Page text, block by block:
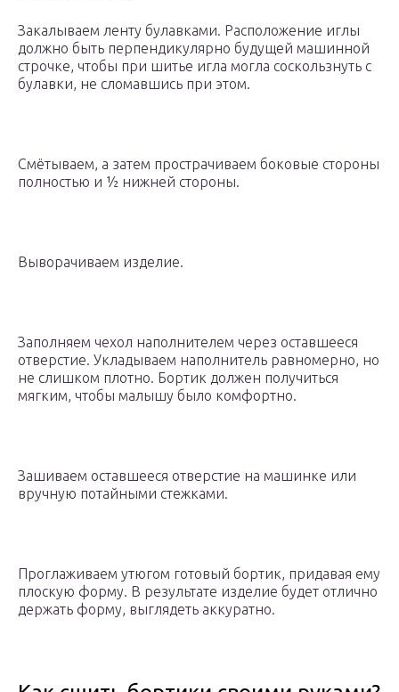
Закалываем ленту булавками. Расположение иглы
должно быть перпендикулярно будущей машинной
строчке, чтобы при шитье игла могла соскользнуть с
булавки, не сломавшись при этом.
Смётываем, а затем прострачиваем боковые стороны
полностью и 1⁄2 нижней стороны.
Выворачиваем изделие.
Заполняем чехол наполнителем через оставшееся
отверстие. Укладываем наполнитель равномерно, но
не слишком плотно. Бортик должен получиться
мягким, чтобы малышу было комфортно.
Зашиваем оставшееся отверстие на машинке или
вручную потайными стежками.
Проглаживаем утюгом готовый бортик, придавая ему
плоскую форму. В результате изделие будет отлично
держать форму, выглядеть аккуратно.